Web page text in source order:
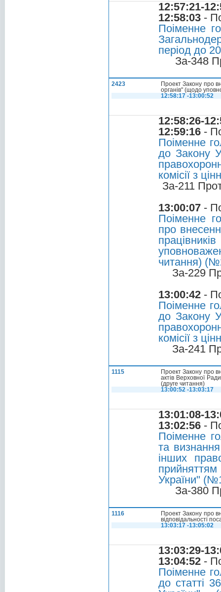
12:57:21-
12:58:03 -
Поіменне
період до
За-348
2423
Проект Закону про
органів" (щодо
12:58:17 -13:00:52
12:58:26-
12:59:16 -
Поіменне
до Закону
комісії з
За-211
13:00:07 -
Поіменне
про
читання)
За-229
13:00:42 -
Поіменне
до Закону
комісії з
За-241
1115
Проект Закону про
актів Верховної
(друге читання)
13:00:52 -13:03:17
13:01:08-
13:02:56 -
Поіменне
та
інших
України"
За-380
1116
Проект Закону про
відповідальності
13:03:17 -13:05:02
13:03:29-
13:04:52 -
Поіменне
до статті